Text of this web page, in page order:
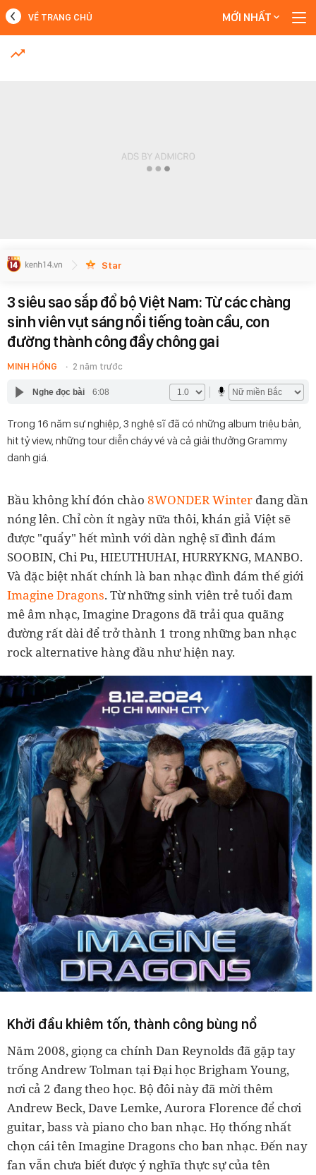
MỚI NHẤT
VỀ TRANG CHỦ MỚI NHẤT
Star
3 siêu sao sắp đổ bộ Việt Nam: Từ các chàng
sinh viên vụt sáng nổi tiếng toàn cầu, con
đường thành công đầy chông gai
MINH HỒNG 2 năm trước
Nghe đọc bài 6:08
Trong 16 năm sự nghiệp, 3 nghệ sĩ đã có những album triệu bản,
hit tỷ view, những tour diễn cháy vé và cả giải thưởng Grammy
danh giá.
Bầu không khí đón chào 8WONDER Winter đang dần
nóng lên. Chỉ còn ít ngày nữa thôi, khán giả Việt sẽ
được "quẩy" hết mình với dàn nghệ sĩ đình đám
SOOBIN, Chi Pu, HIEUTHUHAI, HURRYKNG, MANBO.
Và đặc biệt nhất chính là ban nhạc đình đám thế giới
Imagine Dragons. Từ những sinh viên trẻ tuổi đam
mê âm nhạc, Imagine Dragons đã trải qua quãng
đường rất dài để trở thành 1 trong những ban nhạc
rock alternative hàng đầu như hiện nay.
Khởi đầu khiêm tốn, thành công bùng nổ
Năm 2008, giọng ca chính Dan Reynolds đã gặp tay
trống Andrew Tolman tại Đại học Brigham Young,
nơi cả 2 đang theo học. Bộ đôi này đã mời thêm
Andrew Beck, Dave Lemke, Aurora Florence để chơi
guitar, bass và piano cho ban nhạc. Họ thống nhất
chọn cái tên Imagine Dragons cho ban nhạc. Đến nay
fan vẫn chưa biết được ý nghĩa thực sự của tên